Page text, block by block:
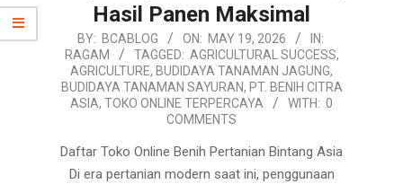
Hasil Panen Maksimal
2026-
05-
19
BY: BCABLOG ON: MAY 19, 2026
IN:
RAGAM
TAGGED: AGRICULTURAL SUCCESS,
AGRICULTURE, BUDIDAYA TANAMAN JAGUNG,
BUDIDAYA TANAMAN SAYURAN, PT. BENIH CITRA
ASIA, TOKO ONLINE TERPERCAYA WITH: 0
COMMENTS
Daftar Toko Online Benih Pertanian Bintang Asia
Di era pertanian modern saat ini, penggunaan